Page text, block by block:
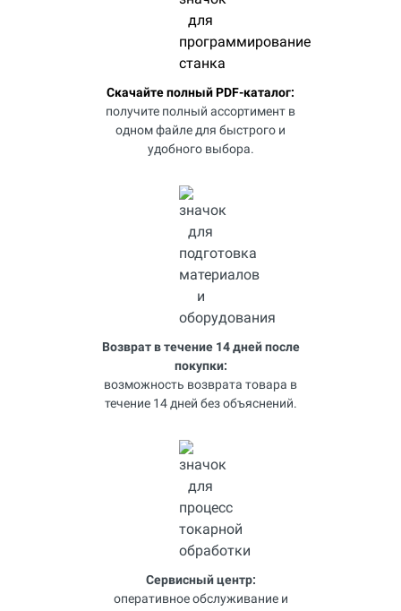
Скачайте полный PDF-каталог:
получите полный ассортимент в
одном файле для быстрого и
удобного выбора.
Возврат в течение 14 дней после
покупки:
возможность возврата товара в
течение 14 дней без объяснений.
Сервисный центр:
оперативное обслуживание и